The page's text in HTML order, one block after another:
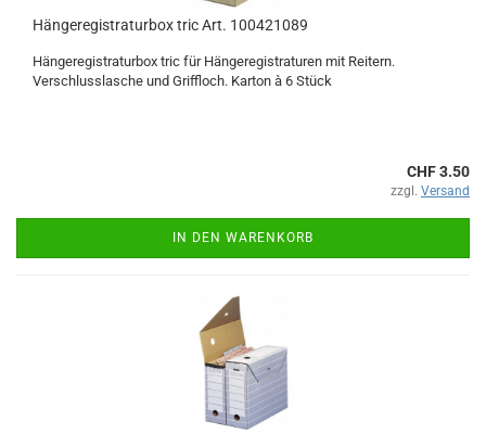
Hängeregistraturbox tric Art. 100421089
Hängeregistraturbox tric für Hängeregistraturen mit Reitern.
Verschlusslasche und Griffloch. Karton à 6 Stück
CHF 3.50
zzgl. Versand
IN DEN WARENKORB